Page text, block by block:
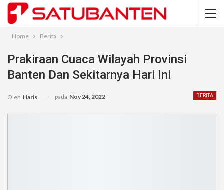
Home Berita
Prakiraan Cuaca Wilayah Provinsi
Banten Dan Sekitarnya Hari Ini
BERITA
Oleh Haris pada Nov 24, 2022